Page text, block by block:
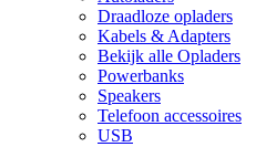
Draadloze opladers
Kabels & Adapters
Bekijk alle Opladers
Powerbanks
Speakers
Telefoon accessoires
USB